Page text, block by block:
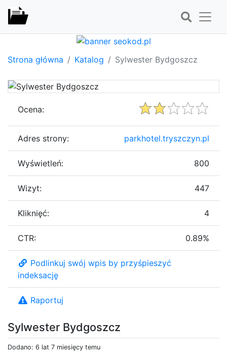
Strona główna Katalog Sylwester Bydgoszcz
Sylwester Bydgoszcz
Dodano: 6 lat 7 miesięcy temu
Ocena:
Adres strony: parkhotel.tryszczyn.pl
Wyświetleń: 800
Wizyt: 447
Kliknięć: 4
CTR: 0.89%
Podlinkuj swój wpis by przyśpieszyć
indeksację
Raportuj